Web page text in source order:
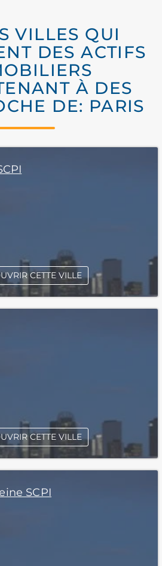
VILLES QUI
DES ACTIFS
À DES
DE: PARIS
CETTE VILLE
CETTE VILLE
SCPI